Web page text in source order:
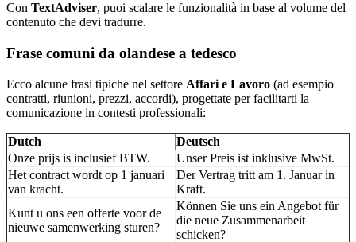
Con TextAdviser, puoi scalare le funzionalità in base al volume del
contenuto che devi tradurre.
Frase comuni da olandese a tedesco
Ecco alcune frasi tipiche nel settore Affari e Lavoro (ad esempio
contratti, riunioni, prezzi, accordi), progettate per facilitarti la
comunicazione in contesti professionali:
Dutch
Deutsch
Onze prijs is inclusief BTW.
Unser Preis ist inklusive MwSt.
Het contract wordt op 1 januari
van kracht.
Der Vertrag tritt am 1. Januar in
Kraft.
Kunt u ons een offerte voor de
nieuwe samenwerking sturen?
Können Sie uns ein Angebot für
die neue Zusammenarbeit
schicken?